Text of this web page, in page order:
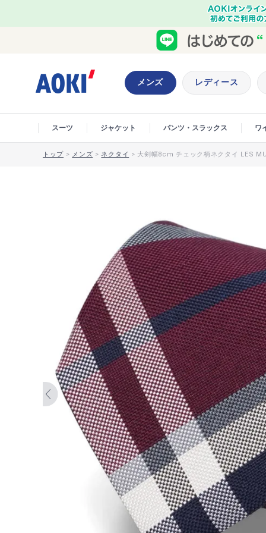
メンズ レディース
スーツ ジャケット パンツ・スラックス ワ
トップ > メンズ > ネクタイ > 大剣幅8cm チェック柄ネクタイ LES